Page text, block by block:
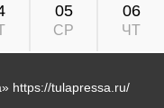
05
СР
06
ЧТ
https://tulapressa.ru/